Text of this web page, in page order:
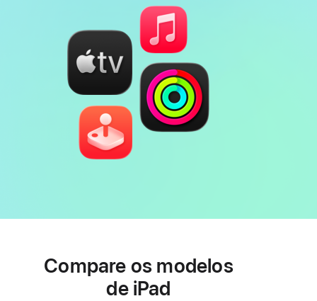
Compare os modelos
de iPad